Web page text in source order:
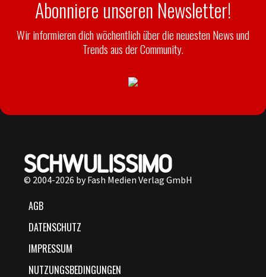
Abonniere unseren Newsletter!
Wir informieren dich wöchentlich über die neuesten News und
Trends aus der Community.
© 2004-2026 by Fash Medien Verlag GmbH
AGB
DATENSCHUTZ
IMPRESSUM
NUTZUNGSBEDINGUNGEN